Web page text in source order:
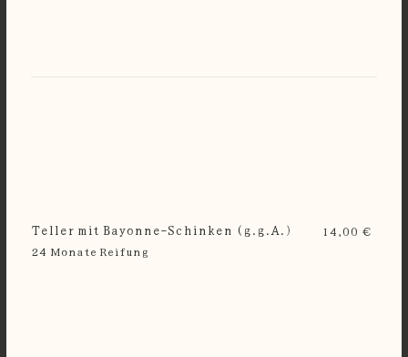
Teller mit Bayonne-Schinken (g.g.A.)
24 Monate Reifung
14,00 €